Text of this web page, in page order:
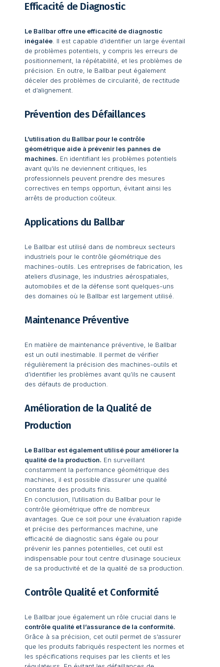
Efficacité de Diagnostic
Le Ballbar offre une efficacité de diagnostic
inégalée . Il est capable d’identifier un large éventail
de problèmes potentiels, y compris les erreurs de
positionnement, la répétabilité, et les problèmes de
précision. En outre, le Ballbar peut également
déceler des problèmes de circularité, de rectitude
et d’alignement.
Prévention des Défaillances
L’utilisation du Ballbar pour le contrôle
géométrique aide à prévenir les pannes de
machines. En identifiant les problèmes potentiels
avant qu’ils ne deviennent critiques, les
professionnels peuvent prendre des mesures
correctives en temps opportun, évitant ainsi les
arrêts de production coûteux.
Applications du Ballbar
Le Ballbar est utilisé dans de nombreux secteurs
industriels pour le contrôle géométrique des
machines-outils. Les entreprises de fabrication, les
ateliers d’usinage, les industries aérospatiales,
automobiles et de la défense sont quelques-uns
des domaines où le Ballbar est largement utilisé.
Maintenance Préventive
En matière de maintenance préventive, le Ballbar
est un outil inestimable. Il permet de vérifier
régulièrement la précision des machines-outils et
d’identifier les problèmes avant qu’ils ne causent
des défauts de production.
Amélioration de la Qualité de
Production
Le Ballbar est également utilisé pour améliorer la
qualité de la production. En surveillant
constamment la performance géométrique des
machines, il est possible d’assurer une qualité
constante des produits finis.
En conclusion, l’utilisation du Ballbar pour le
contrôle géométrique offre de nombreux
avantages. Que ce soit pour une évaluation rapide
et précise des performances machine, une
efficacité de diagnostic sans égale ou pour
prévenir les pannes potentielles, cet outil est
indispensable pour tout centre d’usinage soucieux
de sa productivité et de la qualité de sa production.
Contrôle Qualité et Conformité
Le Ballbar joue également un rôle crucial dans le
contrôle qualité et l’assurance de la conformité.
Grâce à sa précision, cet outil permet de s’assurer
que les produits fabriqués respectent les normes et
les spécifications requises par les clients et les